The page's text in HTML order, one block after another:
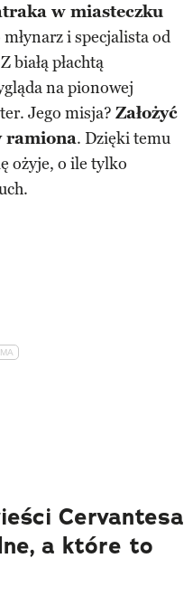
w miasteczku
młynarz i specjalista od
białą płachtą
na pionowej
Jego misja? Założyć
ramiona. Dzięki temu
ożyje, o ile tylko
Cervantesa
a które to